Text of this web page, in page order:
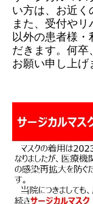
い方は、お近く
また、受付や
以外の患者様
だきます。 何卒
お願い申し上げ